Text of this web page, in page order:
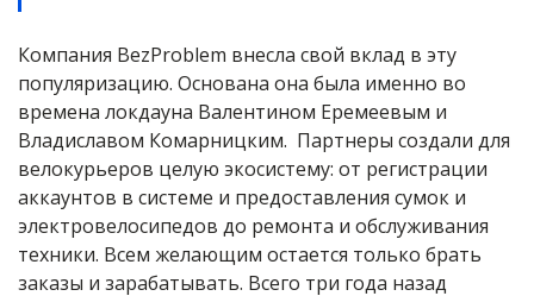
Компания BezProblem внесла свой вклад в эту
популяризацию. Основана она была именно во
времена локдауна Валентином Еремеевым и
Владиславом Комарницким. Партнеры создали для
велокурьеров целую экосистему: от регистрации
аккаунтов в системе и предоставления сумок и
электровелосипедов до ремонта и обслуживания
техники. Всем желающим остается только брать
заказы и зарабатывать. Всего три года назад